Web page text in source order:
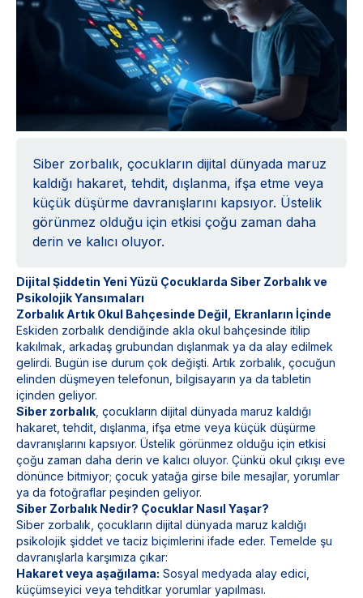
Siber zorbalık, çocukların dijital dünyada maruz
kaldığı hakaret, tehdit, dışlanma, ifşa etme veya
küçük düşürme davranışlarını kapsıyor. Üstelik
görünmez olduğu için etkisi çoğu zaman daha
derin ve kalıcı oluyor.
Dijital Şiddetin Yeni Yüzü Çocuklarda Siber Zorbalık ve
Psikolojik Yansımaları
Zorbalık Artık Okul Bahçesinde Değil, Ekranların İçinde
Eskiden zorbalık dendiğinde akla okul bahçesinde itilip
kakılmak, arkadaş grubundan dışlanmak ya da alay edilmek
gelirdi. Bugün ise durum çok değişti. Artık zorbalık, çocuğun
elinden düşmeyen telefonun, bilgisayarın ya da tabletin
içinden geliyor.
Siber zorbalık , çocukların dijital dünyada maruz kaldığı
hakaret, tehdit, dışlanma, ifşa etme veya küçük düşürme
davranışlarını kapsıyor. Üstelik görünmez olduğu için etkisi
çoğu zaman daha derin ve kalıcı oluyor. Çünkü okul çıkışı eve
dönünce bitmiyor; çocuk yatağa girse bile mesajlar, yorumlar
ya da fotoğraflar peşinden geliyor.
Siber Zorbalık Nedir? Çocuklar Nasıl Yaşar?
Siber zorbalık, çocukların dijital dünyada maruz kaldığı
psikolojik şiddet ve taciz biçimlerini ifade eder. Temelde şu
davranışlarla karşımıza çıkar:
Hakaret veya aşağılama: Sosyal medyada alay edici,
küçümseyici veya tehditkar yorumlar yapılması.